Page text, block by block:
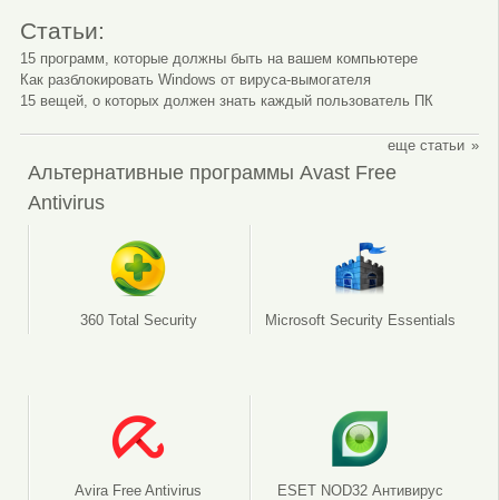
Статьи:
15 программ, которые должны быть на вашем компьютере
Как разблокировать Windows от вируса-вымогателя
15 вещей, о которых должен знать каждый пользователь ПК
еще статьи
Альтернативные программы Avast Free
Antivirus
360 Total Security Microsoft Security Essentials
Avira Free Antivirus ESET NOD32 Антивирус